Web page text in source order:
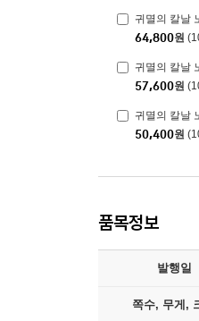
귀멸의 칼날
64,800원
귀멸의 칼날
57,600원
귀멸의 칼날
50,400원
품목정보
발행일
쪽수, 무게,